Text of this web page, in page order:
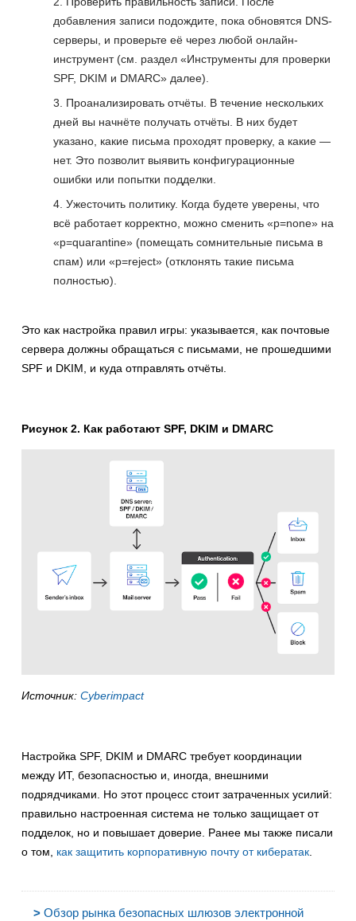
добавления записи подождите, пока обновятся DNS-
серверы, и проверьте её через любой онлайн-
инструмент (см. раздел «Инструменты для проверки
SPF, DKIM и DMARC» далее).
Проанализировать отчёты. В течение нескольких
дней вы начнёте получать отчёты. В них будет
указано, какие письма проходят проверку, а какие —
нет. Это позволит выявить конфигурационные
ошибки или попытки подделки.
Ужесточить политику. Когда будете уверены, что
всё работает корректно, можно сменить «p=none» на
«p=quarantine» (помещать сомнительные письма в
спам) или «p=reject» (отклонять такие письма
полностью).
Это как настройка правил игры: указывается, как почтовые
сервера должны обращаться с письмами, не прошедшими
SPF и DKIM, и куда отправлять отчёты.
Рисунок 2. Как работают SPF, DKIM и DMARC
Источник: Cyberimpact
Настройка SPF, DKIM и DMARC требует координации
между ИТ, безопасностью и, иногда, внешними
подрядчиками. Но этот процесс стоит затраченных усилий:
правильно настроенная система не только защищает от
подделок, но и повышает доверие. Ранее мы также писали
о том, как защитить корпоративную почту от кибератак.
> Обзор рынка безопасных шлюзов электронной